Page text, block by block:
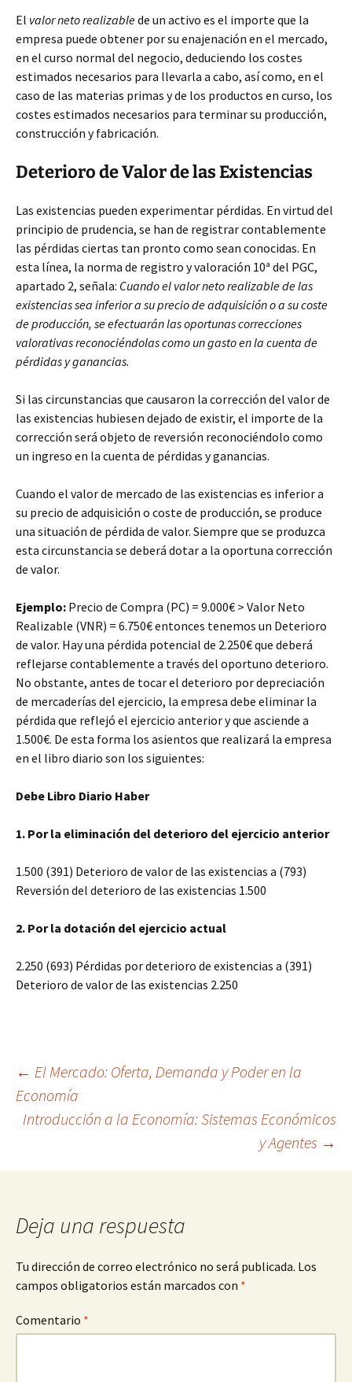
El valor neto realizablede un activo es el importe que la
empresa puede obtener por su enajenación en el mercado,
en el curso normal del negocio, deduciendo los costes
estimados necesarios para llevarla a cabo, así como, en el
caso de las materias primas y de los productos en curso, los
costes estimados necesarios para terminar su producción,
construcción y fabricación.
Deterioro de Valor de las Existencias
Las existencias pueden experimentar pérdidas. En virtud del
principio de prudencia, se han de registrar contablemente
las pérdidas ciertas tan pronto como sean conocidas. En
esta línea, la norma de registro y valoración 10ª del PGC,
apartado 2, señala: Cuando el valor neto realizable de las
existencias sea inferior a su precio de adquisición o a su coste
de producción, se efectuarán las oportunas correcciones
valorativas reconociéndolas como un gasto en la cuenta de
pérdidas y ganancias.
Si las circunstancias que causaron la corrección del valor de
las existencias hubiesen dejado de existir, el importe de la
corrección será objeto de reversión reconociéndolo como
un ingreso en la cuenta de pérdidas y ganancias.
Cuando el valor de mercado de las existencias es inferior a
su precio de adquisición o coste de producción, se produce
una situación de pérdida de valor. Siempre que se produzca
esta circunstancia se deberá dotar a la oportuna corrección
de valor.
Ejemplo: Precio de Compra (PC) = 9.000€ > Valor Neto
Realizable (VNR) = 6.750€ entonces tenemos un Deterioro
de valor. Hay una pérdida potencial de 2.250€ que deberá
reflejarse contablemente a través del oportuno deterioro.
No obstante, antes de tocar el deterioro por depreciación
de mercaderías del ejercicio, la empresa debe eliminar la
pérdida que reflejó el ejercicio anterior y que asciende a
1.500€. De esta forma los asientos que realizará la empresa
en el libro diario son los siguientes:
Debe Libro Diario Haber
1. Por la eliminación del deterioro del ejercicio anterior
1.500 (391) Deterioro de valor de las existencias a (793)
Reversión del deterioro de las existencias 1.500
2. Por la dotación del ejercicio actual
2.250 (693) Pérdidas por deterioro de existencias a (391)
Deterioro de valor de las existencias 2.250
Navegación
de
entradas
← El Mercado: Oferta, Demanda y Poder en la
Economía
Introducción a la Economía: Sistemas Económicos
y Agentes →
Deja una respuesta
Tu dirección de correo electrónico no será publicada. Los
campos obligatorios están marcados con *
Comentario *